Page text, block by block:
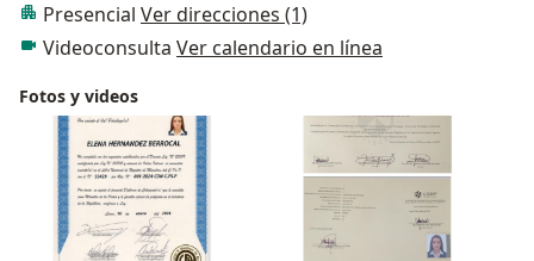
Presencial Ver direcciones (1)
Videoconsulta Ver calendario en línea
Fotos y videos